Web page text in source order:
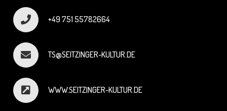
+49 751 55782664
TS@SEITZINGER-KULTUR.DE
WWW.SEITZINGER-KULTUR.DE